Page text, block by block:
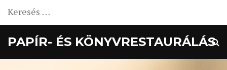
Keresés:
PAPÍR- ÉS KÖNYVRESTAURÁLÁS